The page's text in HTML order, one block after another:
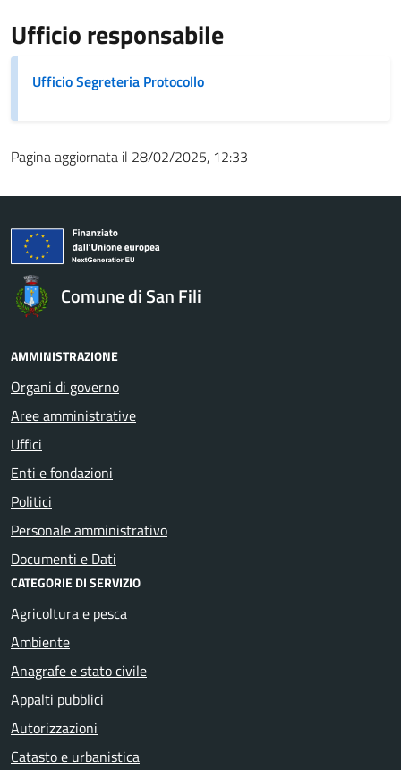
Ufficio responsabile
Ufficio Segreteria Protocollo
Pagina aggiornata il 28/02/2025, 12:33
Comune di San Fili
AMMINISTRAZIONE
Organi di governo
Aree amministrative
Uffici
Enti e fondazioni
Politici
Personale amministrativo
Documenti e Dati
CATEGORIE DI SERVIZIO
Agricoltura e pesca
Ambiente
Anagrafe e stato civile
Appalti pubblici
Autorizzazioni
Catasto e urbanistica